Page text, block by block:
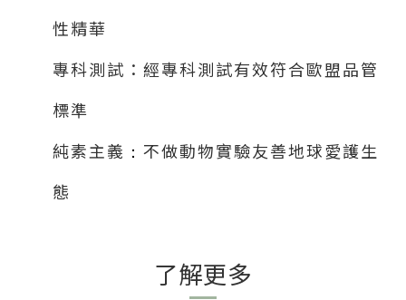
性精華
專科測試：經專科測試有效符合歐盟品管
標準
純素主義 ： 不做動物實驗友善地球愛護生
態
了解更多